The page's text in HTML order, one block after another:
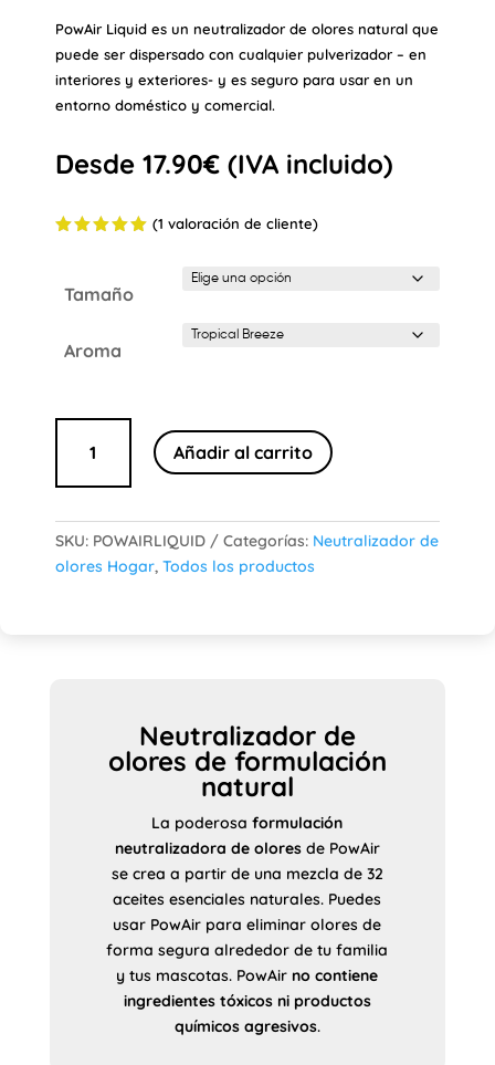
PowAir Liquid es un neutralizador de olores natural que
puede ser dispersado con cualquier pulverizador – en
interiores y exteriores- y es seguro para usar en un
entorno doméstico y comercial.
Desde 17.90€ (IVA incluido)
base a
(1 valoración de cliente)
Tamaño
Aroma
Neutralizador
Liquid»
cantidad
Añadir al carrito
SKU: POWAIRLIQUID Categorías: Neutralizador de
olores Hogar, Todos los productos
Neutralizador de
olores de formulación
natural
La poderosaformulación
neutralizadora de oloresde PowAir
se crea a partir de una mezcla de 32
aceites esenciales naturales. Puedes
usar PowAir para eliminar olores de
forma segura alrededor de tu familia
y tus mascotas. PowAir no contiene
ingredientes tóxicos ni productos
químicos agresivos.